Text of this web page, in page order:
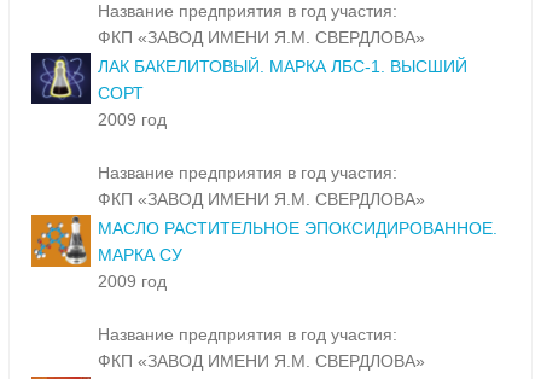
Название предприятия в год участия:
ФКП «ЗАВОД ИМЕНИ Я.М. СВЕРДЛОВА»
ЛАК БАКЕЛИТОВЫЙ. МАРКА ЛБС-1. ВЫСШИЙ
СОРТ
2009 год
Название предприятия в год участия:
ФКП «ЗАВОД ИМЕНИ Я.М. СВЕРДЛОВА»
МАСЛО РАСТИТЕЛЬНОЕ ЭПОКСИДИРОВАННОЕ.
МАРКА СУ
2009 год
Название предприятия в год участия:
ФКП «ЗАВОД ИМЕНИ Я.М. СВЕРДЛОВА»